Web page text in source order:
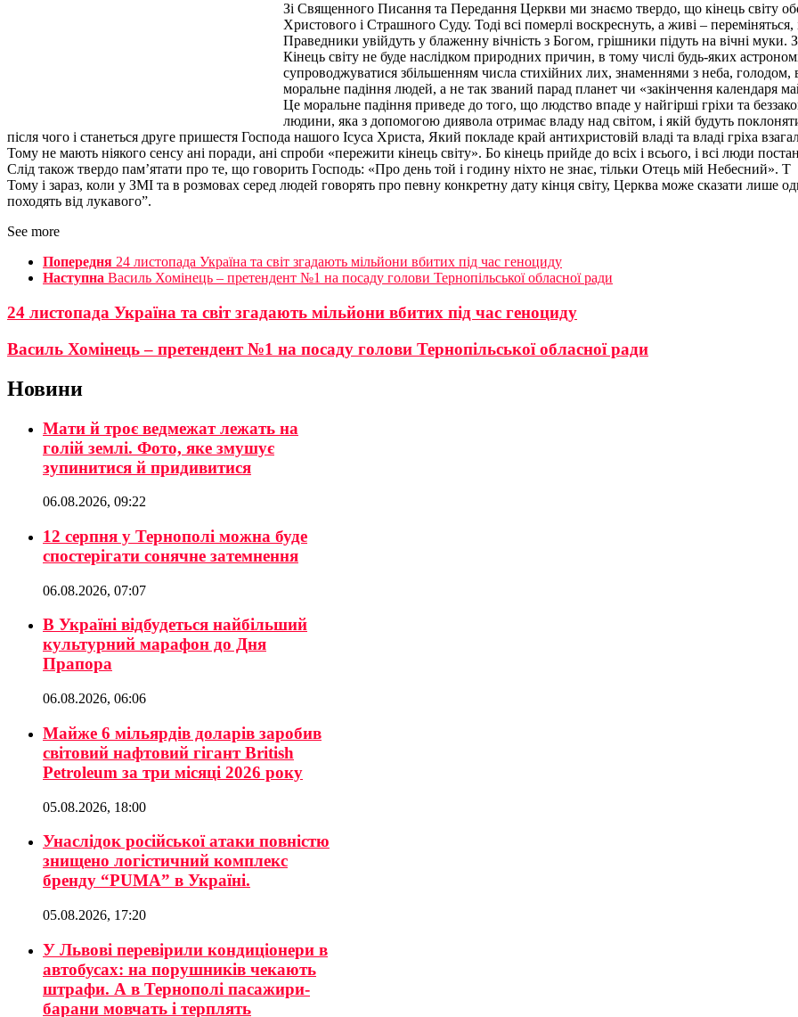
Зі Священного Писання та Передання Церкви ми знаємо твердо, що кінець світу
Христового і Страшного Суду. Тоді всі померлі воскреснуть, а живі –
Праведники увійдуть у блаженну вічність з Богом, грішники підуть на вічні муки.
Кінець світу не буде наслідком природних причин, в тому числі будь-яких
супроводжуватися збільшенням числа стихійних лих, знаменнями з неба,
моральне падіння людей, а не так званий парад планет чи «закінчення календаря
Це моральне падіння приведе до того, що людство впаде у найгірші гріхи та
людини, яка з допомогою диявола отримає владу над світом, і якій будуть
після чого і станеться друге пришестя Господа нашого Ісуса Христа, Який покладе край антихристовій владі та владі гріха
Тому не мають ніякого сенсу ані поради, ані спроби «пережити кінець світу». Бо кінець прийде до всіх і всього, і всі люди
Слід також твердо пам’ятати про те, що говорить Господь: «Про день той і годину ніхто не знає, тільки Отець мій Небесний». Т
Тому і зараз, коли у ЗМІ та в розмовах серед людей говорять про певну конкретну дату кінця світу, Церква може сказати лише
походять від лукавого”.
See more
Попередня 24 листопада Україна та світ згадають мільйони вбитих під час геноциду
Наступна Василь Хомінець – претендент №1 на посаду голови Тернопільської обласної ради
24 листопада Україна та світ згадають мільйони вбитих під час геноциду
Василь Хомінець – претендент №1 на посаду голови Тернопільської обласної ради
Новини
Мати й троє ведмежат лежать на
голій землі. Фото, яке змушує
зупинитися й придивитися
06.08.2026, 09:22
12 серпня у Тернополі можна буде
спостерігати сонячне затемнення
06.08.2026, 07:07
В Україні відбудеться найбільший
культурний марафон до Дня
Прапора
06.08.2026, 06:06
Майже 6 мільярдів доларів заробив
світовий нафтовий гігант British
Petroleum за три місяці 2026 року
05.08.2026, 18:00
Унаслідок російської атаки повністю
знищено логістичний комплекс
бренду “PUMA” в Україні.
05.08.2026, 17:20
У Львові перевірили кондиціонери в
автобусах: на порушників чекають
штрафи. А в Тернополі пасажири-
барани мовчать і терплять